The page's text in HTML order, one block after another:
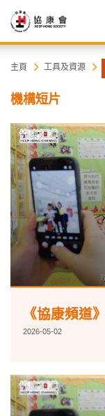
協
康
會
主頁 工具及資源
機構短片
《協康頻道
2026-05-02